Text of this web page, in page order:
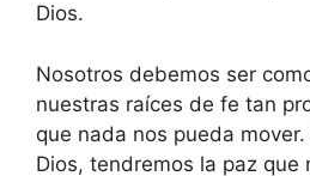
Dios.
Nosotros debemos ser
nuestras raíces de fe tan
que nada nos pueda
Dios, tendremos la paz que